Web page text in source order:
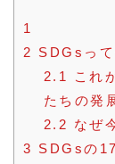
1
2 SDGsって
2.1
これ
たちの発
2.2 なぜ
3 SDGsの